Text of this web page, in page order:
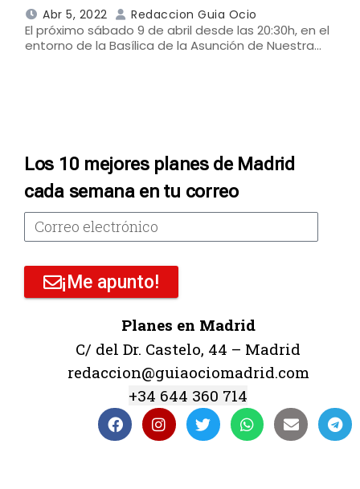
Abr 5, 2022 Redaccion Guia Ocio
El próximo sábado 9 de abril desde las 20:30h, en el
entorno de la Basílica de la Asunción de Nuestra…
Los 10 mejores planes de Madrid
cada semana en tu correo
¡Me apunto!
Planes en Madrid
C/ del Dr. Castelo, 44 – Madrid
redaccion@guiaociomadrid.com
+34 644 360 714